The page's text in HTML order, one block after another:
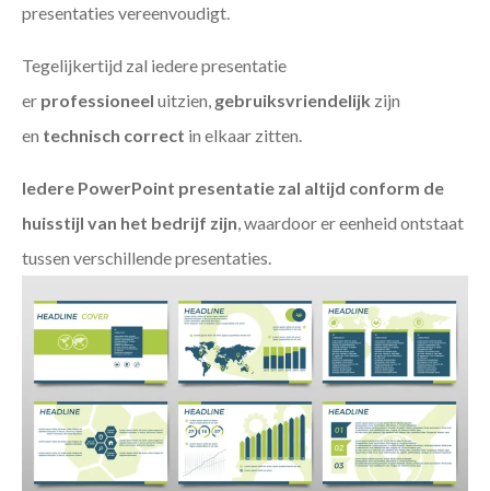
presentaties vereenvoudigt.
Tegelijkertijd zal iedere presentatie
er professioneel uitzien, gebruiksvriendelijk zijn
en technisch correct in elkaar zitten.
Iedere PowerPoint presentatie zal altijd conform de
huisstijl van het bedrijf zijn, waardoor er eenheid ontstaat
tussen verschillende presentaties.